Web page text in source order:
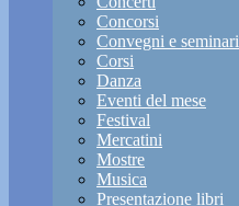
Concorsi
Convegni e seminari
Corsi
Danza
Eventi del mese
Festival
Mercatini
Mostre
Musica
Presentazione libri